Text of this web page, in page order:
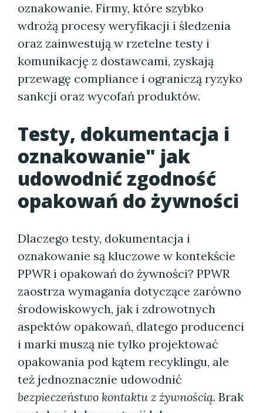
oznakowanie. Firmy, które szybko
wdrożą procesy weryfikacji i śledzenia
oraz zainwestują w rzetelne testy i
komunikację z dostawcami, zyskają
przewagę compliance i ograniczą ryzyko
sankcji oraz wycofań produktów.
Testy, dokumentacja i
oznakowanie" jak
udowodnić zgodność
opakowań do żywności
Dlaczego testy, dokumentacja i
oznakowanie są kluczowe w kontekście
PPWR i opakowań do żywności? PPWR
zaostrza wymagania dotyczące zarówno
środowiskowych, jak i zdrowotnych
aspektów opakowań, dlatego producenci
i marki muszą nie tylko projektować
opakowania pod kątem recyklingu, ale
też jednoznacznie udowodnić
bezpieczeństwo kontaktu z żywnością. Brak